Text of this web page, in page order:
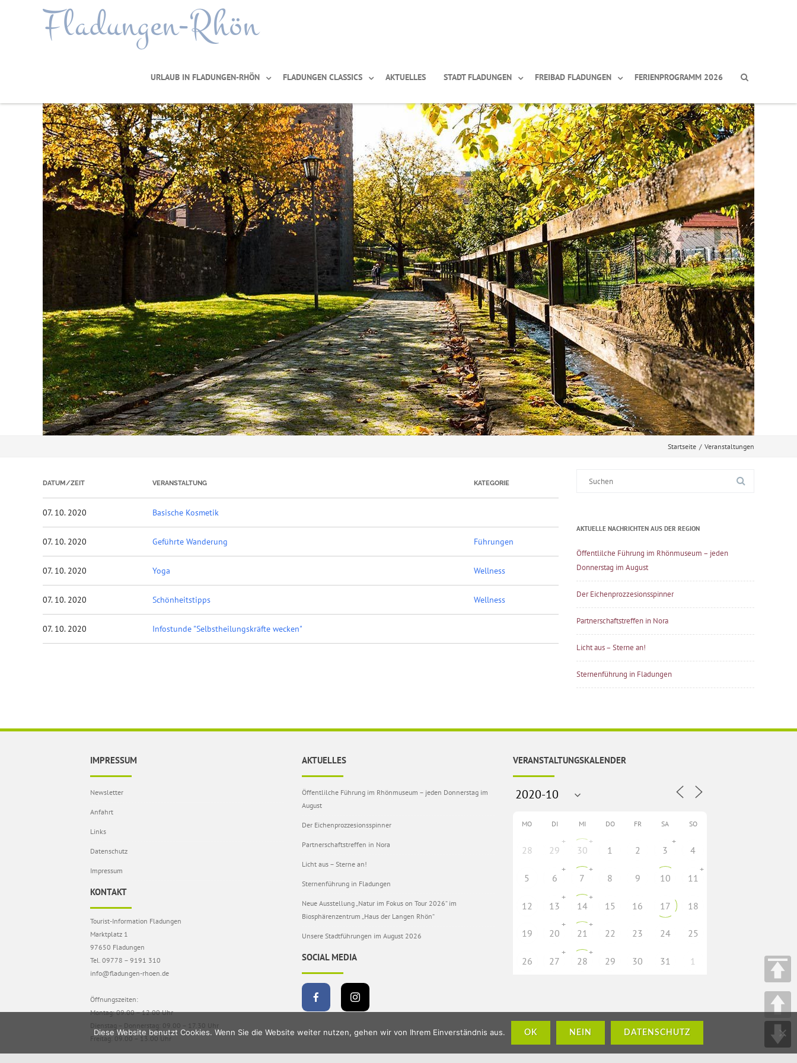
Fladungen-Rhön
URLAUB IN FLADUNGEN-RHÖN FLADUNGEN CLASSICS AKTUELLES STADT FLADUNGEN FREIBAD FLADUNGEN FERIENPROGRAMM 2026
Startseite / Veranstaltungen
DATUM/ZEIT VERANSTALTUNG KATEGORIE
07. 10. 2020 Basische Kosmetik
07. 10. 2020 Geführte Wanderung Führungen
07. 10. 2020 Yoga Wellness
07. 10. 2020 Schönheitstipps Wellness
07. 10. 2020 Infostunde "Selbstheilungskräfte wecken"
AKTUELLE NACHRICHTEN AUS DER REGION
Öffentlilche Führung im Rhönmuseum – jeden
Donnerstag im August
Der Eichenprozzesionsspinner
Partnerschaftstreffen in Nora
Licht aus – Sterne an!
Sternenführung in Fladungen
IMPRESSUM
Newsletter
Anfahrt
Links
Datenschutz
Impressum
KONTAKT
Tourist-Information Fladungen
Marktplatz 1
97650 Fladungen
Tel. 09778 – 9191 310
info@fladungen-rhoen.de
Öffnungszeiten:
Montag: 09.00 – 12.00 Uhr
Dienstag – Donnerstag: 09.00 – 17.30 Uhr
Freitag: 09.00 – 13.00 Uhr
AKTUELLES
Öffentlilche Führung im Rhönmuseum – jeden Donnerstag im
August
Der Eichenprozzesionsspinner
Partnerschaftstreffen in Nora
Licht aus – Sterne an!
Sternenführung in Fladungen
Neue Ausstellung „Natur im Fokus on Tour 2026“ im
Biosphärenzentrum „Haus der Langen Rhön“
Unsere Stadtführungen im August 2026
SOCIAL MEDIA
VERANSTALTUNGSKALENDER
MO DI MI DO FR SA SO
28 29
+
30
+
1 2 3
+
4
5 6
+
7
+
8 9 10 11
+
12 13
+
14
+
15 16 17 18
19 20
+
21
+
22 23 24 25
26 27
+
28
+
29 30 31 1
Diese Website benutzt Cookies. Wenn Sie die Website weiter nutzen, gehen wir von Ihrem Einverständnis aus. OK NEIN DATENSCHUTZ